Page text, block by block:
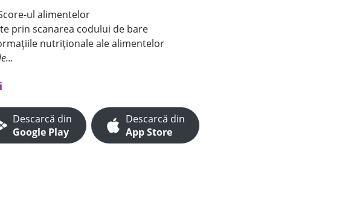
ul alimentelor
prin scanarea codului de bare
nutriționale ale alimentelor
Descarcă din
Google Play
Descarcă din
App Store